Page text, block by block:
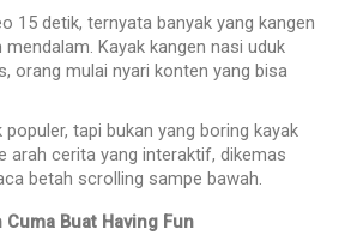
15 detik, ternyata banyak yang kangen
Kayak kangen nasi uduk
orang mulai nyari konten yang bisa
tapi bukan yang boring kayak
arah cerita yang interaktif, dikemas
betah scrolling sampe bawah.
Buat Having Fun